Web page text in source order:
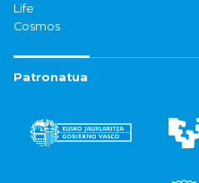
Life
Cosmos
Patronatua